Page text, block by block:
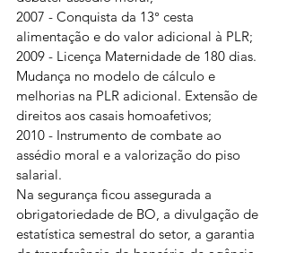
2007 - Conquista da 13° cesta
alimentação e do valor adicional à PLR;
2009 - Licença Maternidade de 180 dias.
Mudança no modelo de cálculo e
melhorias na PLR adicional. Extensão de
direitos aos casais homoafetivos;
2010 - Instrumento de combate ao
assédio moral e a valorização do piso
salarial.
Na segurança ficou assegurada a
obrigatoriedade de BO, a divulgação de
estatística semestral do setor, a garantia